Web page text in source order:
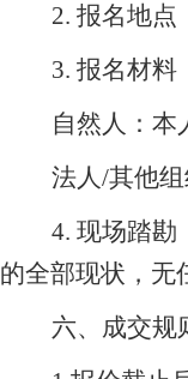
2. 报名地点
3. 报名材料
自然人：本
法人/其他
4. 现场踏勘
的全部现状，无
六、成交规